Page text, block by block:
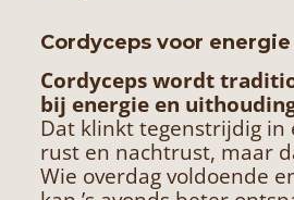
Cordyceps voor
Cordycepswordt
bij energie en
Dat klinkt tegenstrijdig in
rust en nachtrust, maar
Wie overdag voldoende